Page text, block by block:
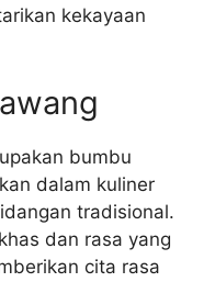
kekayaan
bumbu
dalam kuliner
tradisional.
dan rasa yang
cita rasa